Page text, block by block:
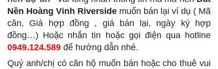
Nền Hoàng Vinh Riverside muốn bán lại ví dụ ( Mã
căn, Giá hợp đồng , giá bán lại, ngày ký hợp
đồng…) Hoặc nhắn tin hoặc gọi điện qua hotline
0949.124.589 để hướng dẫn nhé.
Quý anh/chị có căn hộ muốn bán hoặc cho thuê vui